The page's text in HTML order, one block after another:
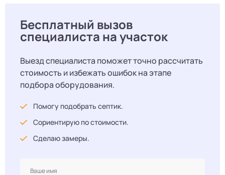
Бесплатный вызов
специалиста на участок
Выезд специалиста поможет точно рассчитать
стоимость и избежать ошибок на этапе
подбора оборудования.
Помогу подобрать септик.
Сориентирую по стоимости.
Сделаю замеры.